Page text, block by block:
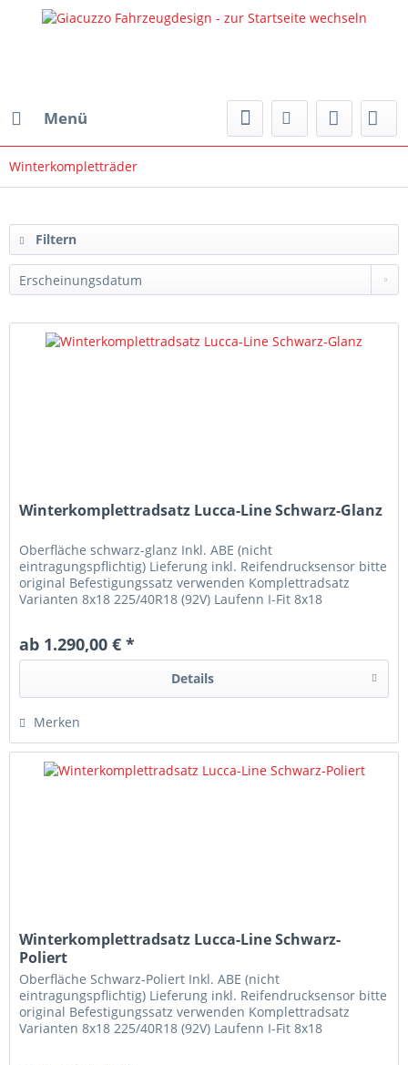
Menü
Winterkompletträder
nach:
Filtern
Winterkomplettradsatz Lucca-Line Schwarz-Glanz
Oberfläche schwarz-glanz Inkl. ABE (nicht
eintragungspflichtig) Lieferung inkl. Reifendrucksensor bitte
original Befestigungssatz verwenden Komplettradsatz
Varianten 8x18 225/40R18 (92V) Laufenn I-Fit 8x18
ab 1.290,00 € *
Details
Merken
Winterkomplettradsatz Lucca-Line Schwarz-
Poliert
Oberfläche Schwarz-Poliert Inkl. ABE (nicht
eintragungspflichtig) Lieferung inkl. Reifendrucksensor bitte
original Befestigungssatz verwenden Komplettradsatz
Varianten 8x18 225/40R18 (92V) Laufenn I-Fit 8x18